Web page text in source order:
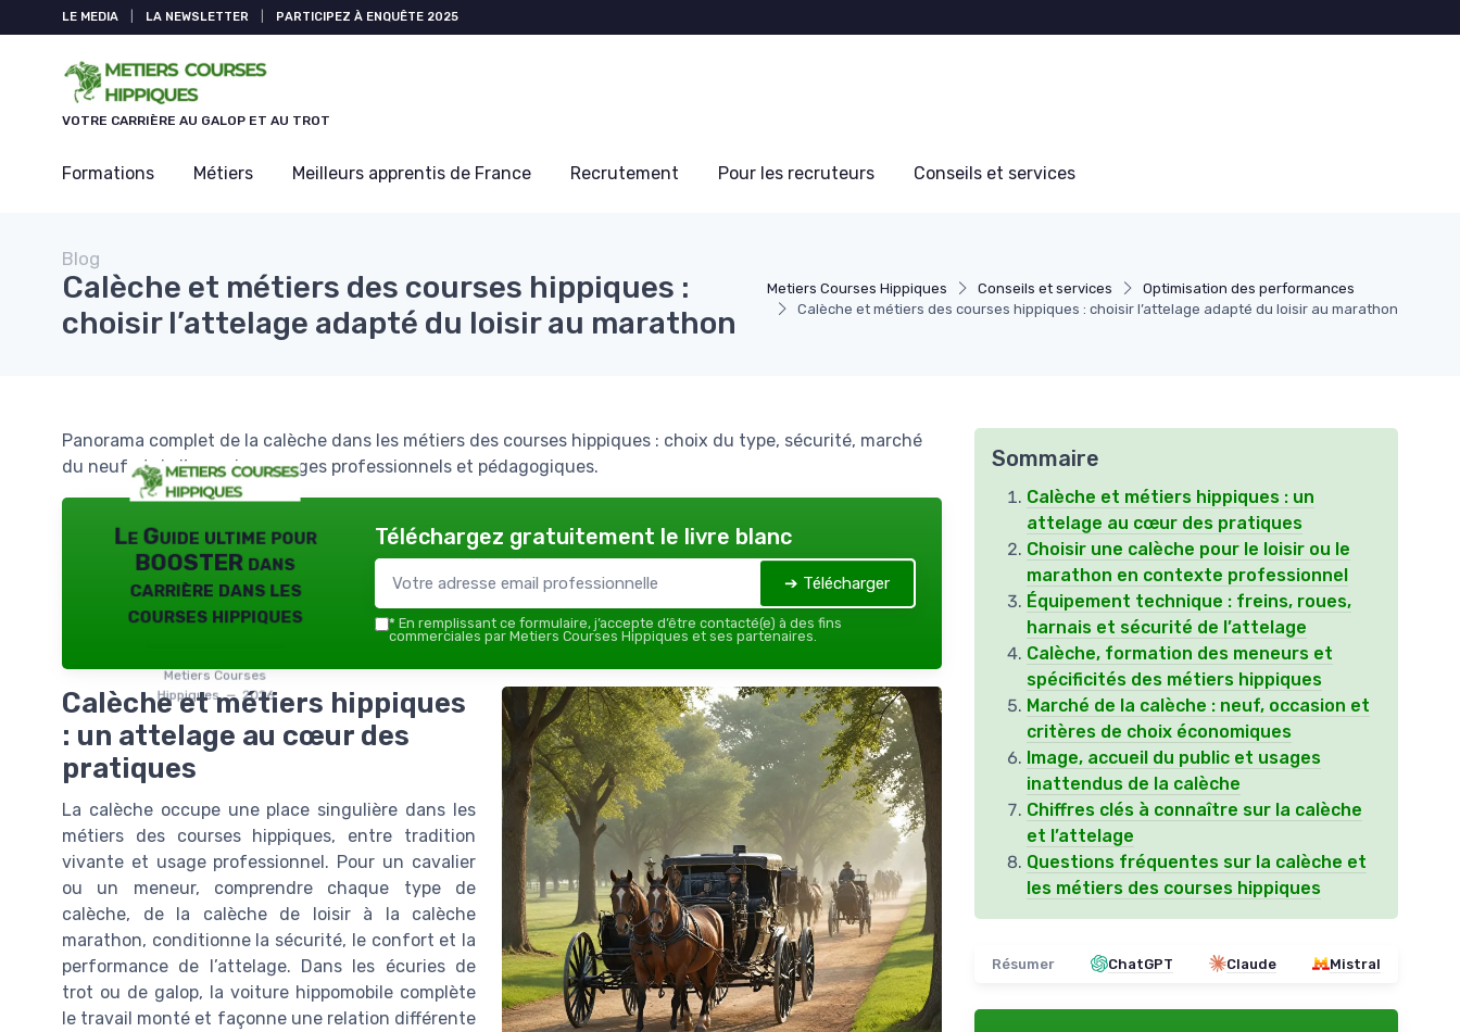
LE MEDIA LA NEWSLETTER PARTICIPEZ À ENQUÊTE 2025
VOTRE CARRIÈRE AU GALOP ET AU TROT
Formations Métiers Meilleurs apprentis de France Recrutement Pour les recruteurs Conseils et services
Metiers Courses Hippiques Conseils et services
Optimisation des performances
Calèche et métiers des courses hippiques : choisir l’attelage adapté du loisir au marathon
Blog
Calèche et métiers des courses hippiques :
choisir l’attelage adapté du loisir au marathon
Panorama complet de la calèche dans les métiers des courses hippiques : choix du type, sécurité, marché
du neuf et de l’occasion, usages professionnels et pédagogiques.
Le Guide ultime pour
BOOSTER dans
carrière dans les
courses hippiques
Metiers Courses
Hippiques — 2026
Téléchargez gratuitement le livre blanc
➔ Télécharger
* En remplissant ce formulaire, j’accepte d’être contacté(e) à des fins
commerciales par Metiers Courses Hippiques et ses partenaires.
Calèche et métiers hippiques
: un attelage au cœur des
pratiques
La calèche occupe une place singulière dans les
métiers des courses hippiques, entre tradition
vivante et usage professionnel. Pour un cavalier
ou un meneur, comprendre chaque type de
calèche, de la calèche de loisir à la calèche
marathon, conditionne la sécurité, le confort et la
performance de l’attelage. Dans les écuries de
trot ou de galop, la voiture hippomobile complète
le travail monté et façonne une relation différente
Sommaire
Calèche et métiers hippiques : un
attelage au cœur des pratiques
Choisir une calèche pour le loisir ou le
marathon en contexte professionnel
Équipement technique : freins, roues,
harnais et sécurité de l’attelage
Calèche, formation des meneurs et
spécificités des métiers hippiques
Marché de la calèche : neuf, occasion et
critères de choix économiques
Image, accueil du public et usages
inattendus de la calèche
Chiffres clés à connaître sur la calèche
et l’attelage
Questions fréquentes sur la calèche et
les métiers des courses hippiques
Résumer ChatGPT Claude Mistral
Panneau de gestion des cookies